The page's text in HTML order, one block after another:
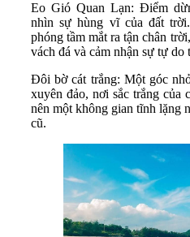
Eo Gió Quan Lạn: Điểm
nhìn sự hùng vĩ của đất
phóng tầm mắt ra tận chân
vách đá và cảm nhận sự tự do
Đôi bờ cát trắng: Một góc
xuyên đảo, nơi sắc trắng của
nên một không gian tĩnh lặng
cũ.